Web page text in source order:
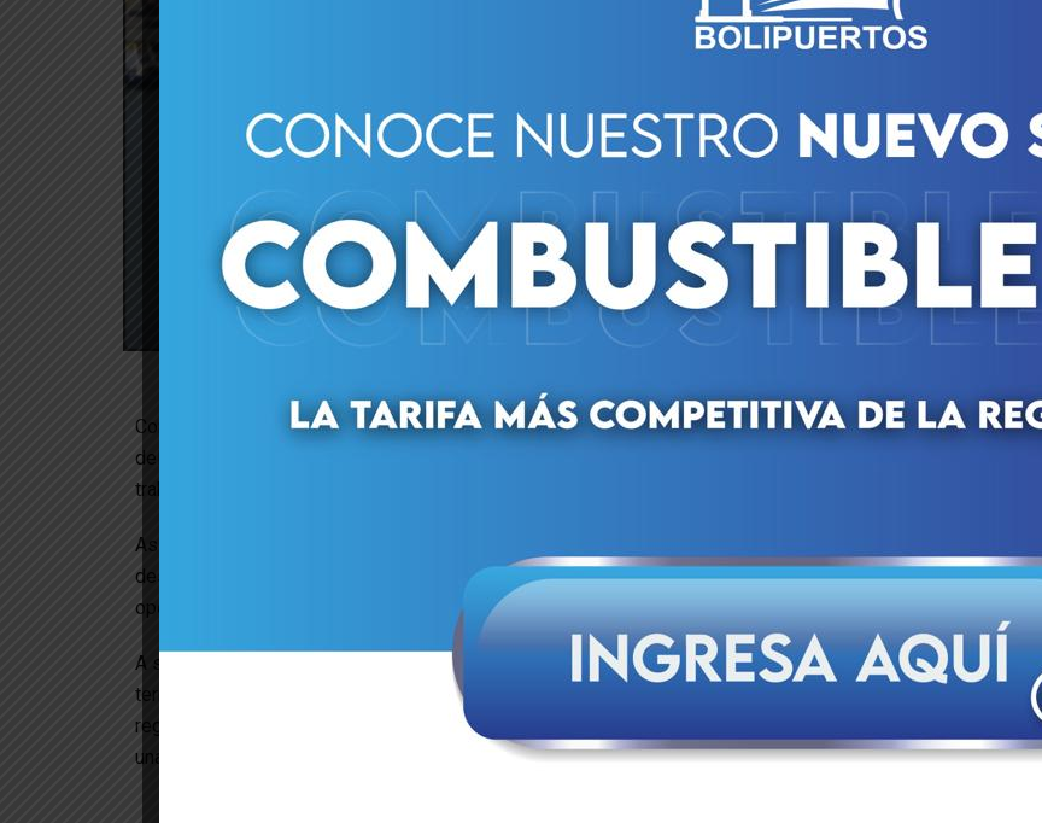
Como parte de las acciones de contingencia ante el doblete sísimico del pasado 24 de junio, el
del Poder Popular para el Transporte (MPPT) los puertos de Puerto Cabello (Carabobo) y Guanta
trabajan a su máxima capacidad para recibir la carga destinada al puerto de La Guaira.
Así lo informó en nota de prensa este martes 7 de julio el viceministro de Transporte Acuático, David
desde el estado Anzoátegui donde explicó que, ante la emergencia nacional, se activó un plan
operaciones y resguardo en ambas terminales marítimas.
A saber toda la mercancía dirigida a La Guaira (la principal instalación marítima del país, afectada por los
terremotos) se está redistribuyendo hacia Puerto Cabello y Guanta. Asimismo, afirmó que en ambos
regionales se ejecutan labores de descarga, organización y despacho de buques internacionales para
una movilización eficiente y segura.